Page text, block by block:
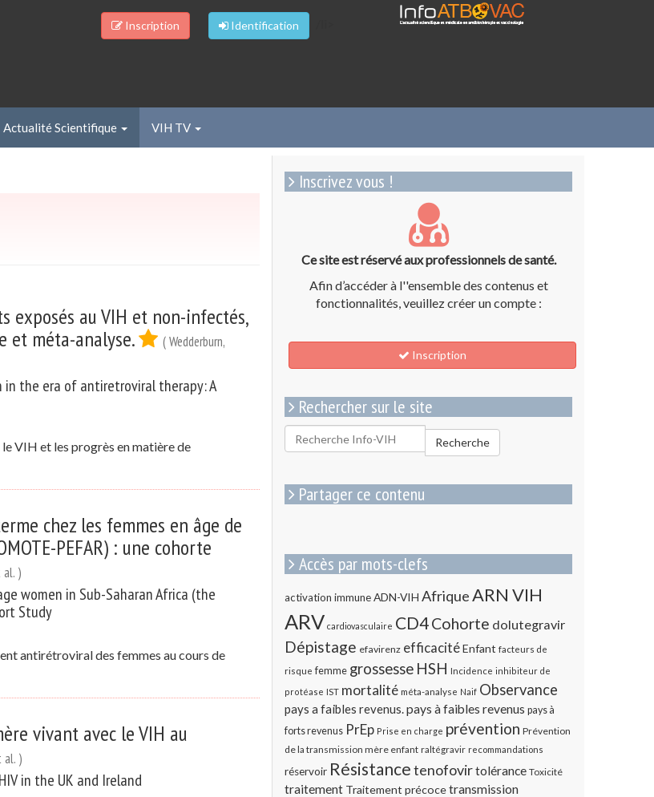
Inscription Identification
Actualité Scientifique VIH TV
exposés au VIH et non-infectés,
et méta-analyse.
( Wedderburn,
in the era of antiretroviral therapy: A
VIH et les progrès en matière de
chez les femmes en âge de
PEFAR) : une cohorte
al. )
women in Sub-Saharan Africa (the
Study
antirétroviral des femmes au cours de
vivant avec le VIH au
al. )
in the UK and Ireland
Inscrivez vous !
Ce site est réservé aux professionnels de santé.
Afin d’accéder à l''ensemble des contenus et
fonctionnalités, veuillez créer un compte :
Inscription
Rechercher sur le site
Rechercher
pour
Recherche
Partager ce contenu
Accès par mots-clefs
activation immuneADN-VIH AfriqueARN VIH
ARV cardiovasculaire CD4Cohorte dolutegravir
Dépistage efavirenz efficacitéEnfant facteurs de
risque femme grossesse HSH Incidence inhibiteur de
protéase IST mortalité méta-analyse Naif Observance
pays a faibles revenus.pays à faibles revenus pays à
forts revenus PrEp Prise en charge prévention Prévention
de la transmission mère enfant raltégravir recommandations
réservoir Résistancetenofovirtolérance Toxicité
traitement Traitement précocetransmission